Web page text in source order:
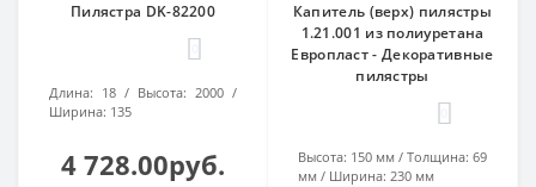
Пилястра DK-82200
Длина: 18 Высота: 2000
Ширина: 135
4 728.00руб.
Капитель (верх) пилястры
1.21.001 из полиуретана
Европласт - Декоративные
пилястры
Высота: 150 мм Толщина: 69
мм
Ширина: 230 мм